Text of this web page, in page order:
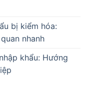
bị kiểm hóa:
nhanh
khẩu: Hướng